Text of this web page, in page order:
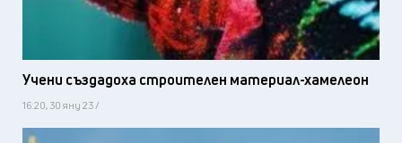
Учени създадоха строителен материал-хамелеон
16:20, 30 яну 23 /